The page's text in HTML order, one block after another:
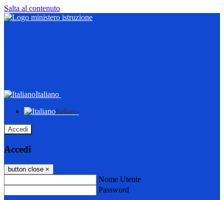
Salta al contenuto
Italiano
Italiano
Accedi
Accedi
button close ×
Nome Utente
Password